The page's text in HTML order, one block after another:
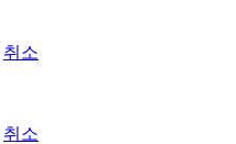
취소
취소